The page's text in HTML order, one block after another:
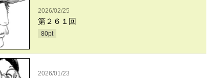
2026/02/25
第２６１回
80pt
2026/01/23